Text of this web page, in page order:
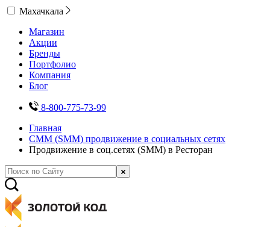
Махачкала
Магазин
Акции
Бренды
Портфолио
Компания
Блог
8-800-775-73-99
Главная
СММ (SMM) продвижение в социальных сетях
Продвижение в соц.сетях (SMM) в Ресторан